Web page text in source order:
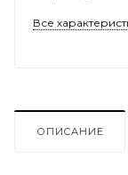
Все
ОПИСАНИЕ